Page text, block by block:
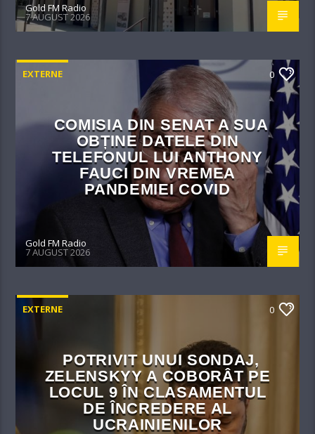
Gold FM Radio
7 AUGUST 2026
EXTERNE 0
COMISIA DIN SENAT A SUA
OBȚINE DATELE DIN
TELEFONUL LUI ANTHONY
FAUCI DIN VREMEA
PANDEMIEI COVID
Gold FM Radio
7 AUGUST 2026
EXTERNE 0
POTRIVIT UNUI SONDAJ,
ZELENSKYY A COBORÂT PE
LOCUL 9 ÎN CLASAMENTUL
DE ÎNCREDERE AL
UCRAINIENILOR